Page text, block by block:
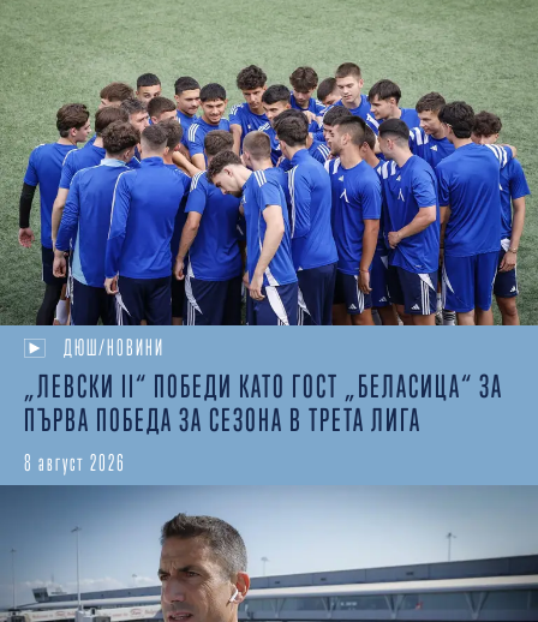
ДЮШ/НОВИНИ
„ЛЕВСКИ II“ ПОБЕДИ КАТО ГОСТ „БЕЛАСИЦА“ ЗА
ПЪРВА ПОБЕДА ЗА СЕЗОНА В ТРЕТА ЛИГА
8 август 2026